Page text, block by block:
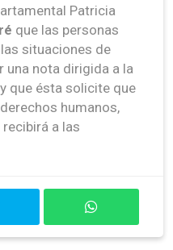
Patricia
que las personas
situaciones de
una nota dirigida a la
que ésta solicite que
humanos,
a las